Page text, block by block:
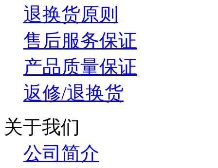
退换货原则
售后服务保证
产品质量保证
返修/退换货
关于我们
公司简介